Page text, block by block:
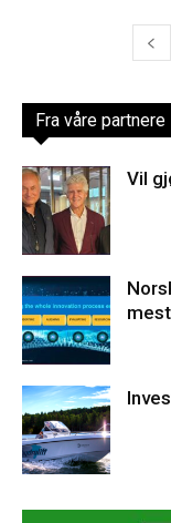
Fra våre partnere
Vil